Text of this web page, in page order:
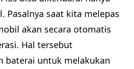
Pasalnya saat kita melepas
akan secara otomatis
Hal tersebut
baterai untuk melakukan